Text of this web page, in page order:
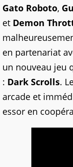
Gato Roboto,
et Demon
en partenariat
un nouveau jeu
: Dark Scrolls.
arcade et
essor en